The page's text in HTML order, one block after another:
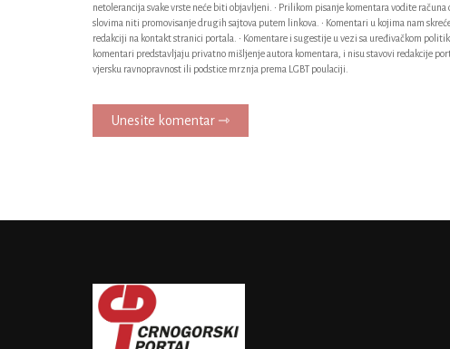
netolerancija svake vrste neće biti objavljeni. • Prilikom pisanje komentara vodite
slovima niti promovisanje drugih sajtova putem linkova. • Komentari u kojima nam
redakciji na kontakt stranici portala. • Komentare i sugestije u vezi sa uređivačkom
komentari predstavljaju privatno mišljenje autora komentara, i nisu stavovi redakcije
vjersku ravnopravnost ili podstice mrznja prema LGBT poulaciji.
Unesite komentar ⇾